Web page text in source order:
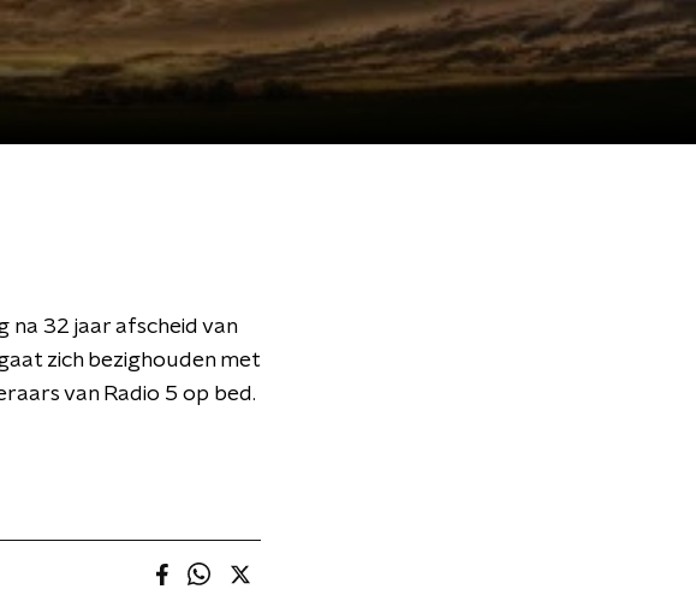
na 32 jaar afscheid van
zich bezighouden met
van Radio 5 op bed.